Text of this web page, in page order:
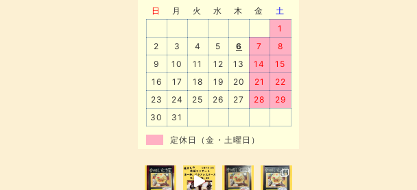
日
月 火 水 木 金
土
1
2
3 4 5 6 7
8
9
10 11 12 13 14
15
16
17 18 19 20 21
22
23
24 25 26 27 28
29
30
31
定休日（金・土曜日）